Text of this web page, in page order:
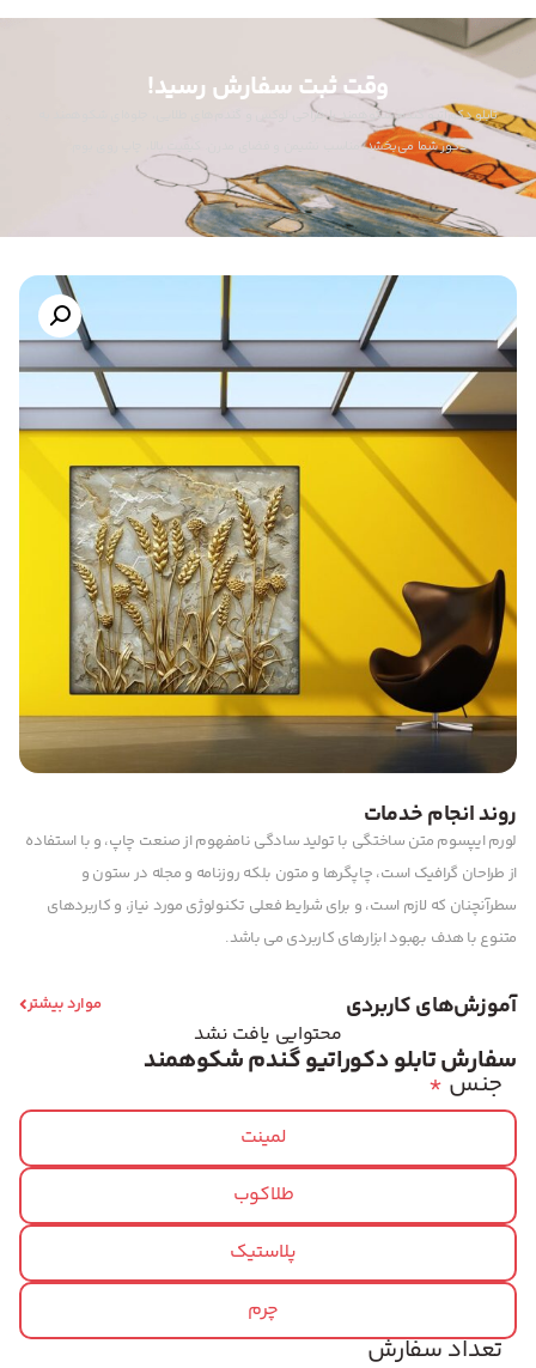
وقت ثبت سفارش رسید!
تابلو دکوراتیو گندم شکوهمند با طراحی لوکس و گندم‌های طلایی، جلوه‌ای شکوهمند به
دکور شما می‌بخشد. مناسب نشیمن و فضای مدرن. کیفیت بالا، چاپ روی بوم.
روند انجام خدمات
لورم ایپسوم متن ساختگی با تولید سادگی نامفهوم از صنعت چاپ، و با استفاده
از طراحان گرافیک است، چاپگرها و متون بلکه روزنامه و مجله در ستون و
سطرآنچنان که لازم است، و برای شرایط فعلی تکنولوژی مورد نیاز، و کاربردهای
متنوع با هدف بهبود ابزارهای کاربردی می باشد.
آموزش‌های کاربردی موارد بیشتر
محتوایی یافت نشد
سفارش تابلو دکوراتیو گندم شکوهمند
*جنس
لمینت
طلاکوب
پلاستیک
چرم
تعداد سفارش